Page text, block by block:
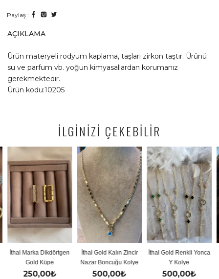
Paylaş :
AÇIKLAMA
Ürün materyeli rodyum kaplama, taşları zirkon taştır. Ürünü
su ve parfum vb. yoğun kimyasallardan korumanız
gerekmektedir.
Ürün kodu:10205
İLGİNİZİ ÇEKEBİLİR
İthal Marka Dikdörtgen
Gold Küpe
250,00₺
İthal Gold Kalın Zincir
Nazar Boncuğu Kolye
500,00₺
İthal Gold Renkli Yonca
Y Kolye
500,00₺